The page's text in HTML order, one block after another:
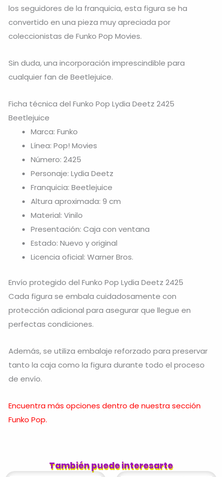
los seguidores de la franquicia, esta figura se ha
convertido en una pieza muy apreciada por
coleccionistas de Funko Pop Movies.
Sin duda, una incorporación imprescindible para
cualquier fan de Beetlejuice.
Ficha técnica del Funko Pop Lydia Deetz 2425
Beetlejuice
Marca: Funko
Línea: Pop! Movies
Número: 2425
Personaje: Lydia Deetz
Franquicia: Beetlejuice
Altura aproximada: 9 cm
Material: Vinilo
Presentación: Caja con ventana
Estado: Nuevo y original
Licencia oficial: Warner Bros.
Envío protegido del Funko Pop Lydia Deetz 2425
Cada figura se embala cuidadosamente con
protección adicional para asegurar que llegue en
perfectas condiciones.
Además, se utiliza embalaje reforzado para preservar
tanto la caja como la figura durante todo el proceso
de envío.
Encuentra más opciones dentro de nuestra sección
Funko Pop.
También puede interesarte